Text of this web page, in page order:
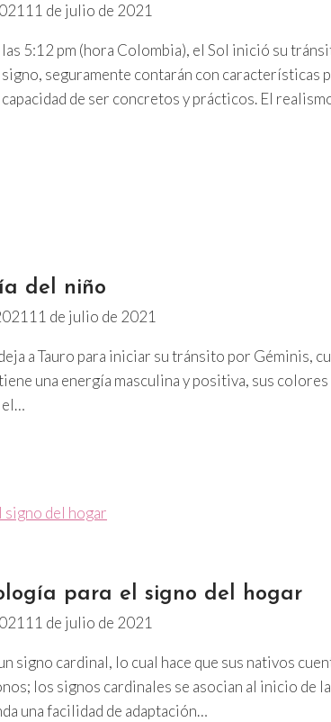
11 de julio de 2021
5:12 pm (hora Colombia), el Sol inició su
seguramente contarán con características
de ser concretos y prácticos. El
del niño
11 de julio de 2021
a Tauro para iniciar su tránsito por Géminis,
una energía masculina y positiva, sus
el…
para el signo del hogar
11 de julio de 2021
signo cardinal, lo cual hace que sus nativos
los signos cardinales se asocian al inicio de
una facilidad de adaptación…